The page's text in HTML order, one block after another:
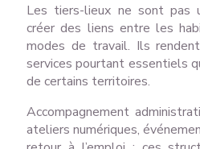
Les tiers-lieux ne sont pas
créer des liens entre les
modes de travail. Ils
services pourtant essentiels
de certains territoires.
Accompagnement
ateliers numériques,